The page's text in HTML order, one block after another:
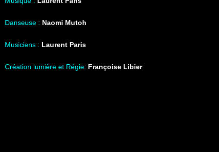
Danseuse : Naomi Mutoh
Musiciens : Laurent Paris
Création lumière et Régie: Françoise Libier